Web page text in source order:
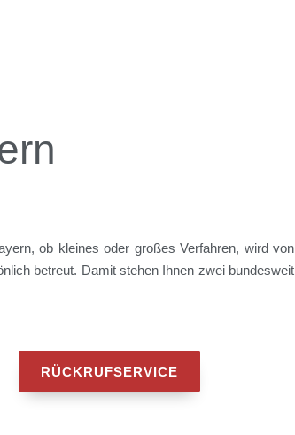
ob kleines oder großes Verfahren, wird von
betreut. Damit stehen Ihnen zwei bundesweit
RÜCKRUFSERVICE